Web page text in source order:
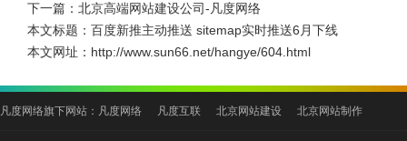
下一篇： 北京高端网站建设公司-凡度网络
本文标题： 百度新推主动推送 sitemap实时推送6月下线
本文网址： http://www.sun66.net/hangye/604.html
凡度网络旗下网站： 凡度网络 凡度互联 北京网站建设 北京网站制作